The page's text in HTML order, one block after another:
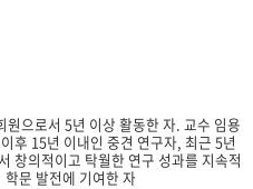
원으로서 5년 이상 활동한 자. 교수 임용
후 15년 이내인 중견 연구자, 최근 5년
창의적이고 탁월한 연구 성과를 지속적
문 발전에 기여한 자